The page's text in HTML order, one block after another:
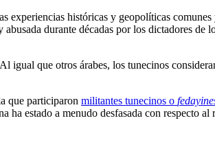
históricas y geopolíticas
durante décadas por los dictadores de
que otros árabes, los tunecinos
que participaron militantes tunecinos o
estado a menudo desfasada con respecto al